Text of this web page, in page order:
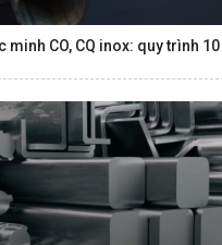
minh CO, CQ inox: quy trình